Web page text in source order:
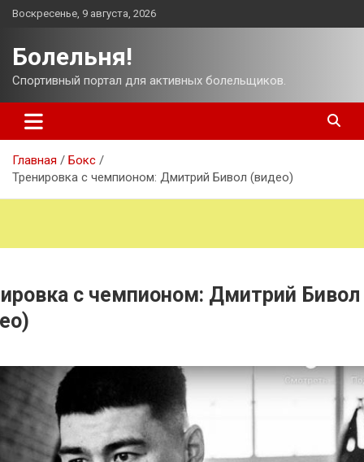
Перейти
Воскресенье, 9 августа, 2026
Болельня!
Спортивный портал для активных болельщиков.
Главная
Бокс
Тренировка с чемпионом: Дмитрий Бивол (видео)
с чемпионом: Дмитрий Бивол